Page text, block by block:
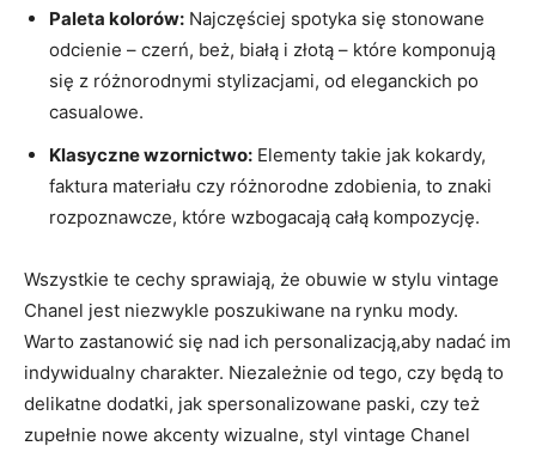
Paleta kolorów: Najczęściej spotyka się stonowane
odcienie – czerń, beż, białą i złotą – które komponują
się z różnorodnymi stylizacjami, od eleganckich po
casualowe.
Klasyczne wzornictwo: Elementy takie jak kokardy,
faktura materiału czy różnorodne zdobienia, to znaki
rozpoznawcze, które wzbogacają całą kompozycję.
Wszystkie te cechy sprawiają, że obuwie w stylu vintage
Chanel jest niezwykle poszukiwane na rynku mody.
Warto zastanowić się nad ich personalizacją,aby nadać im
indywidualny charakter. Niezależnie od tego, czy będą to
delikatne dodatki, jak spersonalizowane paski, czy też
zupełnie nowe akcenty wizualne, styl vintage Chanel